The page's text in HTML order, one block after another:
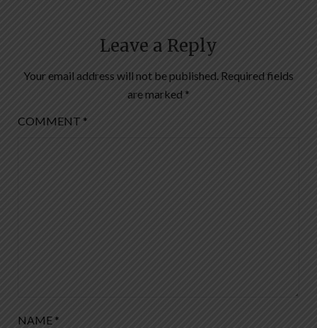
Leave a Reply
Your email address will not be published. Required fields
are marked *
COMMENT *
NAME *